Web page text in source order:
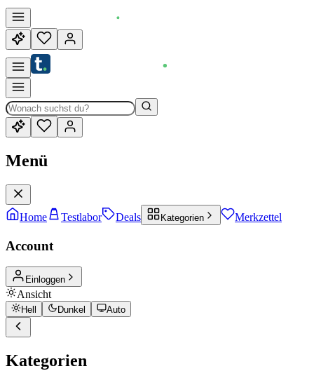
Menü
Home Testlabor Deals Kategorien Merkzettel
Account
Einloggen
Ansicht
Hell Dunkel Auto
Kategorien